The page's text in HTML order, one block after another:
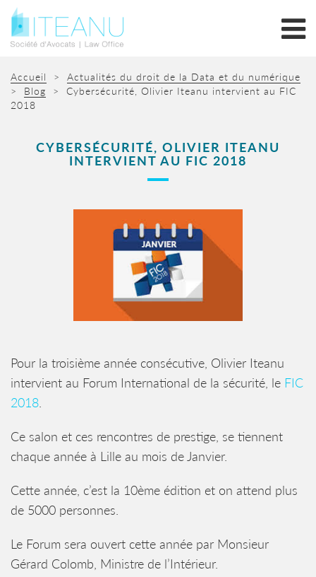
Accueil > Actualités du droit de la Data et du numérique
> Blog > Cybersécurité, Olivier Iteanu intervient au FIC
2018
CYBERSÉCURITÉ, OLIVIER ITEANU
INTERVIENT AU FIC 2018
Pour la troisième année consécutive, Olivier Iteanu
intervient au Forum International de la sécurité, le FIC
2018
Ce salon et ces rencontres de prestige, se tiennent
chaque année à Lille au mois de Janvier.
Cette année, c’est la 10ème édition et on attend plus
de 5000 personnes.
Le Forum sera ouvert cette année par Monsieur
Gérard Colomb, Ministre de l’Intérieur.